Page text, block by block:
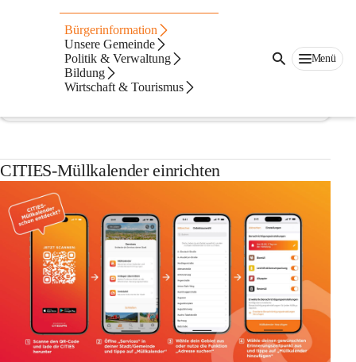
Bürgerinformation
Unsere Gemeinde
Politik & Verwaltung
Bildung
Wirtschaft & Tourismus
Menü
Abfallentsorgung
CITIES-Müllkalender einrichten